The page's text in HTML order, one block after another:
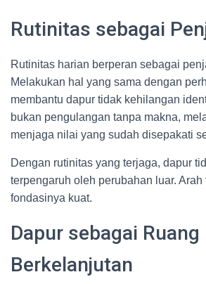
Rutinitas sebagai
Rutinitas harian berperan sebagai
Melakukan hal yang sama dengan
membantu dapur tidak kehilangan
bukan pengulangan tanpa makna,
menjaga nilai yang sudah disepakati
Dengan rutinitas yang terjaga, dapur
terpengaruh oleh perubahan luar. Arah
fondasinya kuat.
Dapur sebagai Ruang
Berkelanjutan